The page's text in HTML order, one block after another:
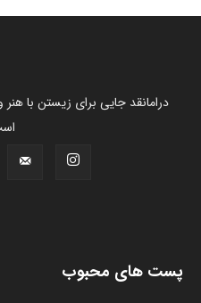
درامانقد جایی برای زیستن با
پست های محبوب